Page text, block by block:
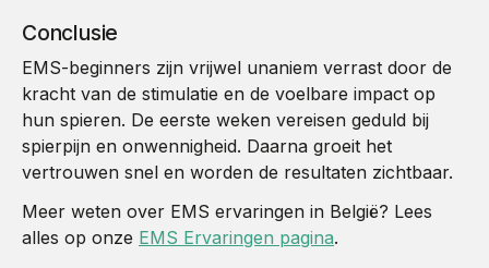
Conclusie
EMS-beginners zijn vrijwel unaniem verrast door de
kracht van de stimulatie en de voelbare impact op
hun spieren. De eerste weken vereisen geduld bij
spierpijn en onwennigheid. Daarna groeit het
vertrouwen snel en worden de resultaten zichtbaar.
Meer weten over EMS ervaringen in België? Lees
alles op onze EMS Ervaringen pagina.